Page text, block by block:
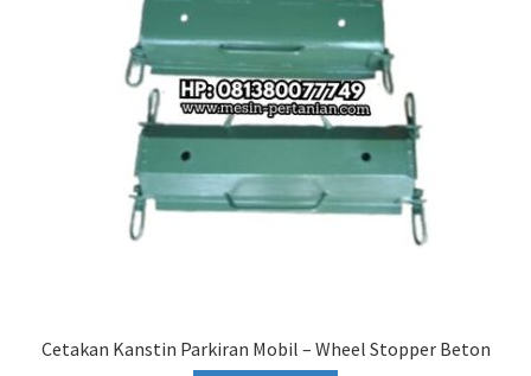
Cetakan Kanstin Parkiran Mobil – Wheel Stopper Beton